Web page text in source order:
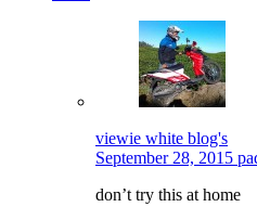
viewie white blog's
September 28, 2015
don’t try this at home